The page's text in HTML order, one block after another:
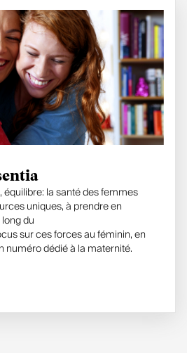
la santé des femmes
uniques, à prendre en
du
sur ces forces au féminin, en
numéro dédié à la maternité.